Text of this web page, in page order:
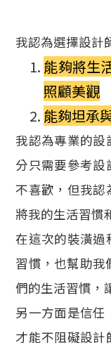
我認為選擇設計
能夠將生
照顧美觀
能夠坦承
我認為專業的
分只需要參考
不喜歡，但我認
將我的生活習慣
在這次的裝潢過
習慣，也幫助我
們的生活習慣，
另一方面是信任
才能不阻礙設